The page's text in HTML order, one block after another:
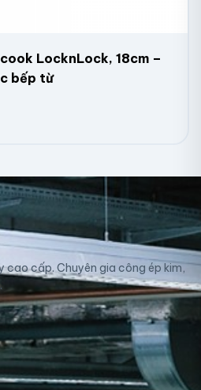
LocknLock, 18cm –
bếp từ
cao cấp. Chuyên gia công ép kim,